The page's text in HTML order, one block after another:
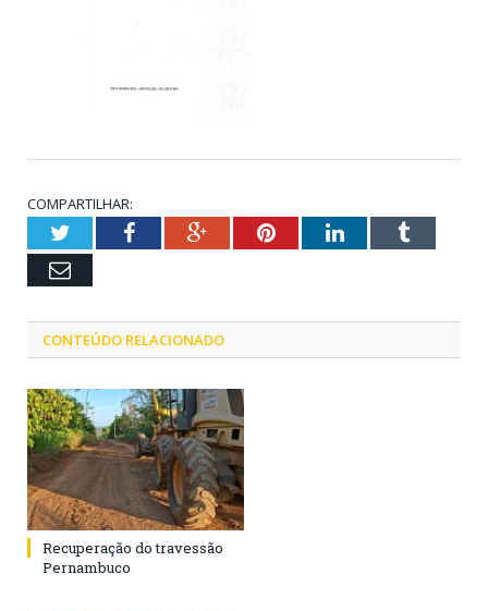
COMPARTILHAR:
TwitterFacebookGoogle+PinterestLinkedInTumblr
Email
CONTEÚDO RELACIONADO
Recuperação do travessão
Pernambuco